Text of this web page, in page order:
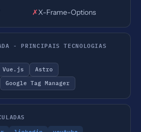
✗X-Frame-Options
- PRINCIPAIS TECNOLOGIAS
Vue.js
Astro
Google Tag Manager